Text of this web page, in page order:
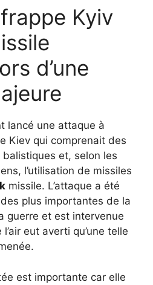
Kyiv
d’une
lancé une attaque à
Kiev qui comprenait des
et, selon les
l’utilisation de missiles
missile. L’attaque a été
plus importantes de la
guerre et est intervenue
eut averti qu’une telle
est importante car elle